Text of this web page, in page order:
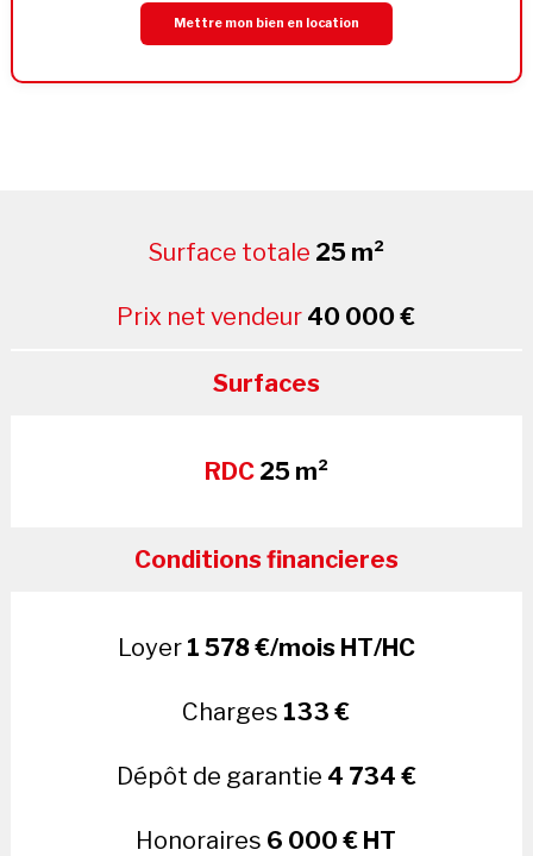
Mettre mon bien en location
Surface totale 25 m²
Prix net vendeur 40 000 €
Surfaces
RDC 25 m²
Conditions financieres
Loyer 1 578 €/mois HT/HC
Charges 133 €
Dépôt de garantie 4 734 €
Honoraires 6 000 € HT